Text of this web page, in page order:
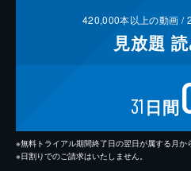
420,000本以上の動画 /
見放題
31 日間
※無料トライアル期間終了日の翌日が属する月か
※日割りでのご請求はいたしません。